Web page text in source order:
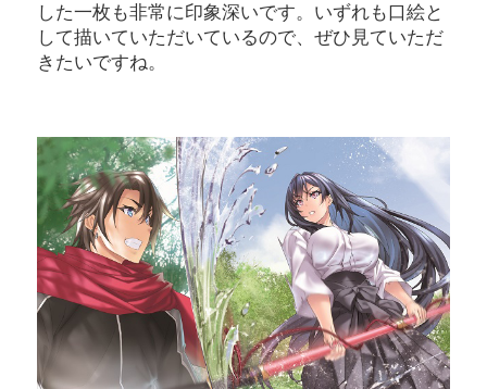
した一枚も非常に印象深いです。いずれも口絵と
して描いていただいているので、ぜひ見ていただ
きたいですね。